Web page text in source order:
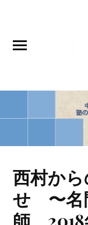
西村か
せ 〜名
師 2018